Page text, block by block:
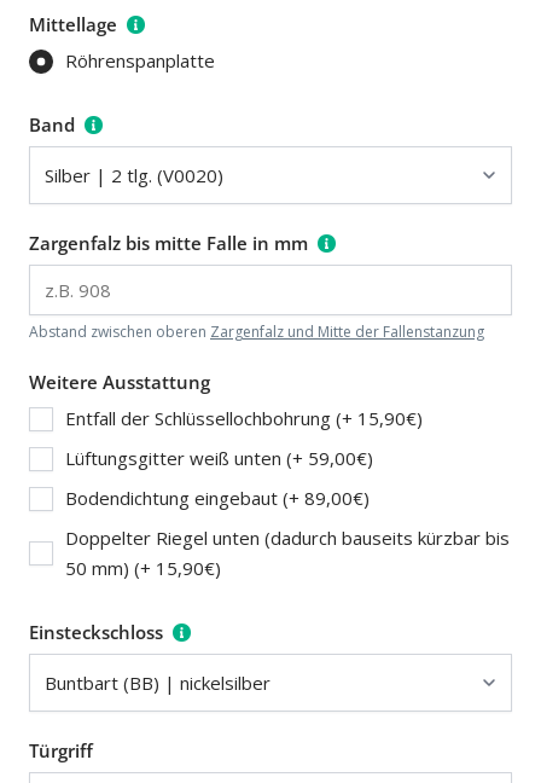
Mittellage
Röhrenspanplatte
Band
Zargenfalz bis mitte Falle in mm
Abstand zwischen oberen Zargenfalz und Mitte der Fallenstanzung
Weitere Ausstattung
Entfall der Schlüssellochbohrung (+ 15,90€)
Lüftungsgitter weiß unten (+ 59,00€)
Bodendichtung eingebaut (+ 89,00€)
Doppelter Riegel unten (dadurch bauseits kürzbar bis
50 mm) (+ 15,90€)
Einsteckschloss
Türgriff